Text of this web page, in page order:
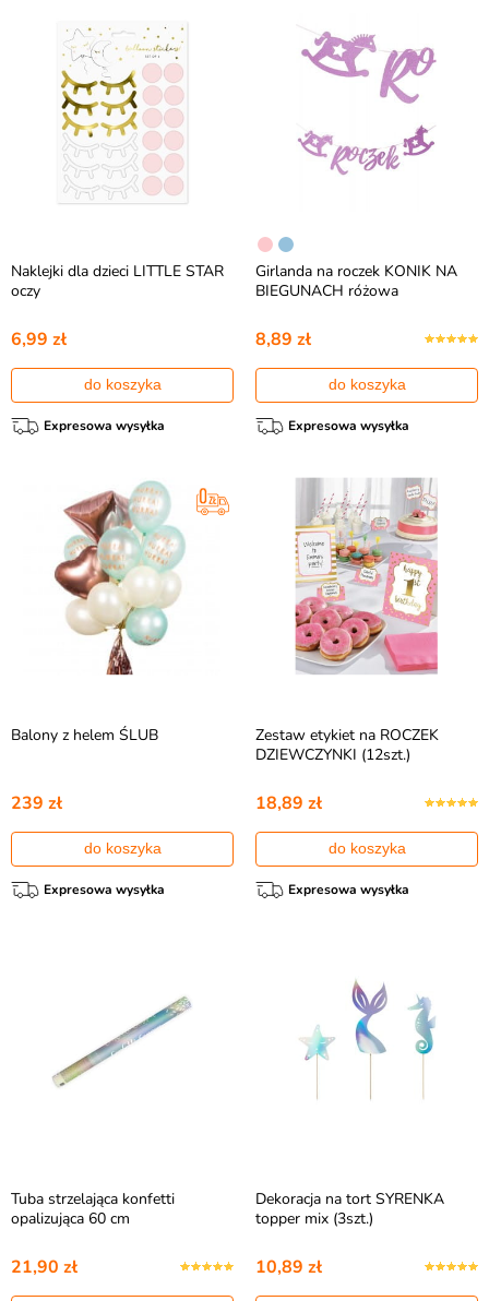
Naklejki dla dzieci LITTLE STAR
oczy
6,99 zł
do koszyka
Expresowa wysyłka
Girlanda na roczek KONIK NA
BIEGUNACH różowa
8,89 zł
do koszyka
Expresowa wysyłka
Balony z helem ŚLUB
239 zł
do koszyka
Expresowa wysyłka
Zestaw etykiet na ROCZEK
DZIEWCZYNKI (12szt.)
18,89 zł
do koszyka
Expresowa wysyłka
Tuba strzelająca konfetti
opalizująca 60 cm
21,90 zł
Dekoracja na tort SYRENKA
topper mix (3szt.)
10,89 zł